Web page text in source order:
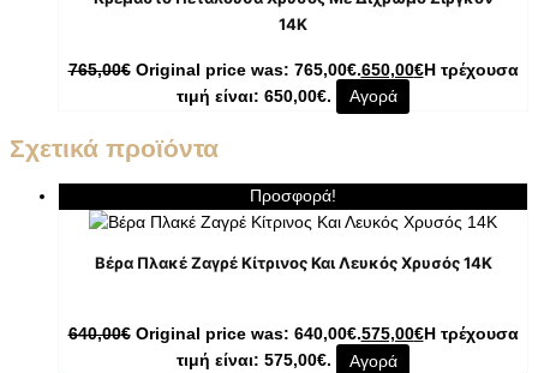
14K
765,00€ Original price was: 765,00€.650,00€Η τρέχουσα
τιμή είναι: 650,00€.
Αγορά
Σχετικά προϊόντα
Προσφορά!
Βέρα Πλακέ Ζαγρέ Κίτρινος Και Λευκός Χρυσός 14Κ
640,00€ Original price was: 640,00€.575,00€Η τρέχουσα
τιμή είναι: 575,00€.
Αγορά